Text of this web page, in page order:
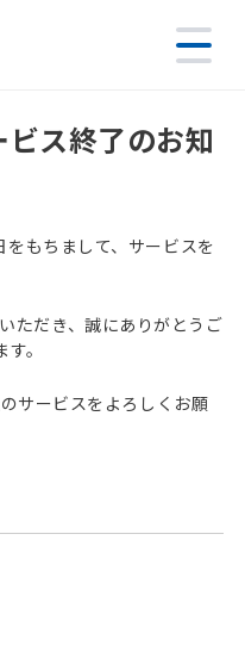
ス終了のお知
もちまして、サービスを
ただき、誠にありがとうご
。
サービスをよろしくお願